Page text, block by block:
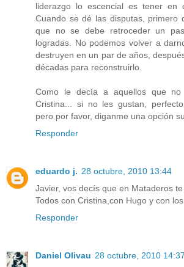
liderazgo lo escencial es tener en
Cuando se dé las disputas, primero
que no se debe retroceder un
logradas. No podemos volver a
destruyen en un par de años,
décadas para reconstruirlo.
Como le decía a aquellos que
Cristina... si no les gustan,
pero por favor, diganme una opción
Responder
eduardo j. 28 octubre, 2010 13:44
Javier, vos decís que en Mataderos
Todos con Cristina,con Hugo y con los
Responder
Daniel Olivau 28 octubre, 2010 14:37